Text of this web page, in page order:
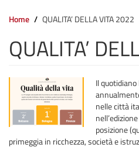
Home QUALITA’ DELLA VITA 2022
QUALITA’
Il quotidiano
nelle città
posizione
primeggia in ricchezza, società e